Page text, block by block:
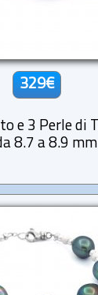
329€
e 3 Perle di
8.7 a 8.9 mm